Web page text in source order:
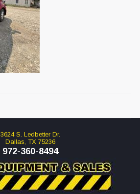
3624 S. Ledbetter Dr.
Dallas, TX 75236
972-360-8494